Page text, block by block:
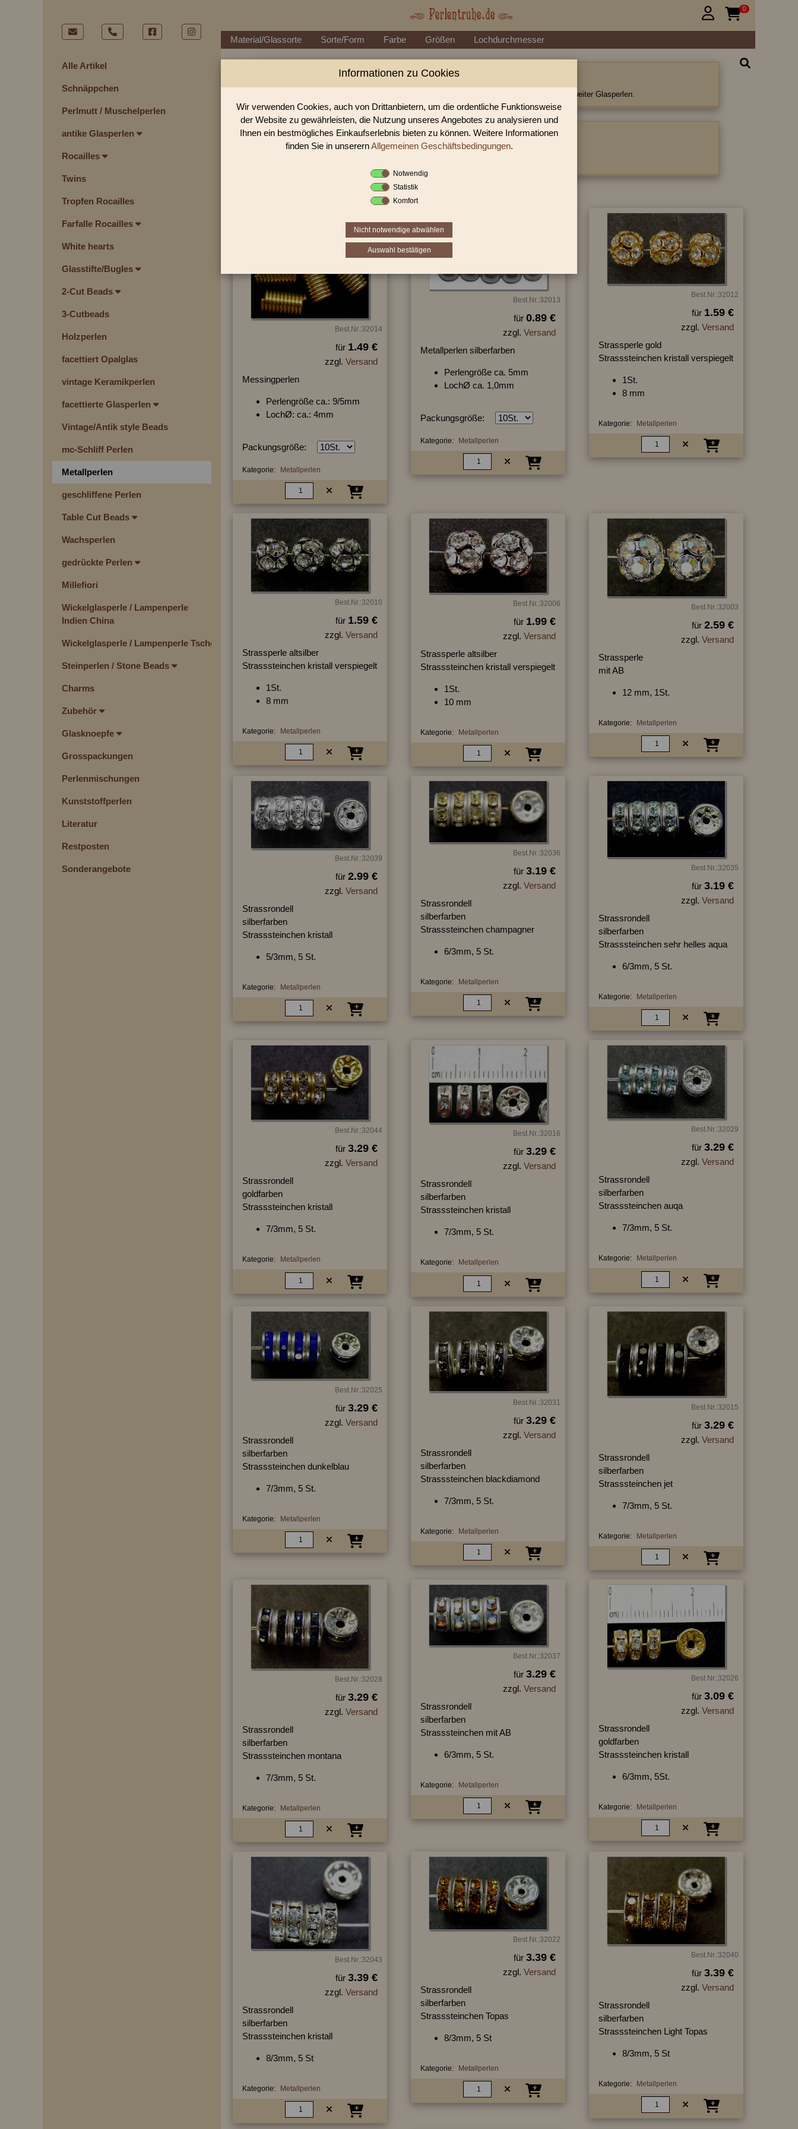
Alle Artikel
Schnäppchen
Perlmutt / Muschelperlen
antike Glasperlen
Rocailles
Twins
Tropfen Rocailles
Farfalle Rocailles
White hearts
Glasstifte/Bugles
2-Cut Beads
3-Cutbeads
Holzperlen
facettiert Opalglas
vintage Keramikperlen
facettierte Glasperlen
Vintage/Antik style Beads
mc-Schliff Perlen
Metallperlen
geschliffene Perlen
Table Cut Beads
Wachsperlen
gedrückte Perlen
Millefiori
Wickelglasperle / Lampenperle
Indien China
Wickelglasperle / Lampenperle Tschechien
Steinperlen / Stone Beads
Charms
Zubehör
Glasknoepfe
Grosspackungen
Perlenmischungen
Kunststoffperlen
Literatur
Restposten
Sonderangebote
 0
Material/Glassorte Sorte/Form Farbe Größen Lochdurchmesser
Perlen Shop für Metallperlen
In unserem Perlen Shop finden sie zahlreich Metallperlen und viele weiter Glasperlen.
Sie befinden sich in folgender Kategorie:
Metallperlen
Best.Nr.:32014
für 1.49 €
zzgl. Versand
Messingperlen
Perlengröße ca.: 9/5mm
LochØ: ca.: 4mm
Packungsgröße:
Kategorie: Metallperlen
Best.Nr.:32013
für 0.89 €
zzgl. Versand
Metallperlen silberfarben
Perlengröße ca. 5mm
LochØ ca. 1,0mm
Packungsgröße:
Kategorie: Metallperlen
Best.Nr.:32012
für 1.59 €
zzgl. Versand
Strassperle gold
Strasssteinchen kristall verspiegelt
1St.
8 mm
Kategorie: Metallperlen
Best.Nr.:32010
für 1.59 €
zzgl. Versand
Strassperle altsilber
Strasssteinchen kristall verspiegelt
1St.
8 mm
Kategorie: Metallperlen
Best.Nr.:32006
für 1.99 €
zzgl. Versand
Strassperle altsilber
Strasssteinchen kristall verspiegelt
1St.
10 mm
Kategorie: Metallperlen
Best.Nr.:32003
für 2.59 €
zzgl. Versand
Strassperle
mit AB
12 mm, 1St.
Kategorie: Metallperlen
Best.Nr.:32039
für 2.99 €
zzgl. Versand
Strassrondell
silberfarben
Strasssteinchen kristall
5/3mm, 5 St.
Kategorie: Metallperlen
Best.Nr.:32036
für 3.19 €
zzgl. Versand
Strassrondell
silberfarben
Strasssteinchen champagner
6/3mm, 5 St.
Kategorie: Metallperlen
Best.Nr.:32035
für 3.19 €
zzgl. Versand
Strassrondell
silberfarben
Strasssteinchen sehr helles aqua
6/3mm, 5 St.
Kategorie: Metallperlen
Best.Nr.:32044
für 3.29 €
zzgl. Versand
Strassrondell
goldfarben
Strasssteinchen kristall
7/3mm, 5 St.
Kategorie: Metallperlen
Best.Nr.:32016
für 3.29 €
zzgl. Versand
Strassrondell
silberfarben
Strasssteinchen kristall
7/3mm, 5 St.
Kategorie: Metallperlen
Best.Nr.:32029
für 3.29 €
zzgl. Versand
Strassrondell
silberfarben
Strasssteinchen auqa
7/3mm, 5 St.
Kategorie: Metallperlen
Best.Nr.:32025
für 3.29 €
zzgl. Versand
Strassrondell
silberfarben
Strasssteinchen dunkelblau
7/3mm, 5 St.
Kategorie: Metallperlen
Best.Nr.:32031
für 3.29 €
zzgl. Versand
Strassrondell
silberfarben
Strasssteinchen blackdiamond
7/3mm, 5 St.
Kategorie: Metallperlen
Best.Nr.:32015
für 3.29 €
zzgl. Versand
Strassrondell
silberfarben
Strasssteinchen jet
7/3mm, 5 St.
Kategorie: Metallperlen
Best.Nr.:32028
für 3.29 €
zzgl. Versand
Strassrondell
silberfarben
Strasssteinchen montana
7/3mm, 5 St.
Kategorie: Metallperlen
Best.Nr.:32037
für 3.29 €
zzgl. Versand
Strassrondell
silberfarben
Strasssteinchen mit AB
6/3mm, 5 St.
Kategorie: Metallperlen
Best.Nr.:32026
für 3.09 €
zzgl. Versand
Strassrondell
goldfarben
Strasssteinchen kristall
6/3mm, 5St.
Kategorie: Metallperlen
Best.Nr.:32043
für 3.39 €
zzgl. Versand
Strassrondell
silberfarben
Strasssteinchen kristall
8/3mm, 5 St
Kategorie: Metallperlen
Best.Nr.:32022
für 3.39 €
zzgl. Versand
Strassrondell
silberfarben
Strasssteinchen Topas
8/3mm, 5 St
Kategorie: Metallperlen
Best.Nr.:32040
für 3.39 €
zzgl. Versand
Strassrondell
silberfarben
Strasssteinchen Light Topas
8/3mm, 5 St
Kategorie: Metallperlen
Informationen zu Cookies
Wir verwenden Cookies, auch von Drittanbietern, um die ordentliche Funktionsweise
der Website zu gewährleisten, die Nutzung unseres Angebotes zu analysieren und
Ihnen ein bestmögliches Einkaufserlebnis bieten zu können. Weitere Informationen
finden Sie in unserernAllgemeinen Geschäftsbedingungen.
Notwendig
Statistik
Komfort
Nicht notwendige abwählen
Auswahl bestätigen